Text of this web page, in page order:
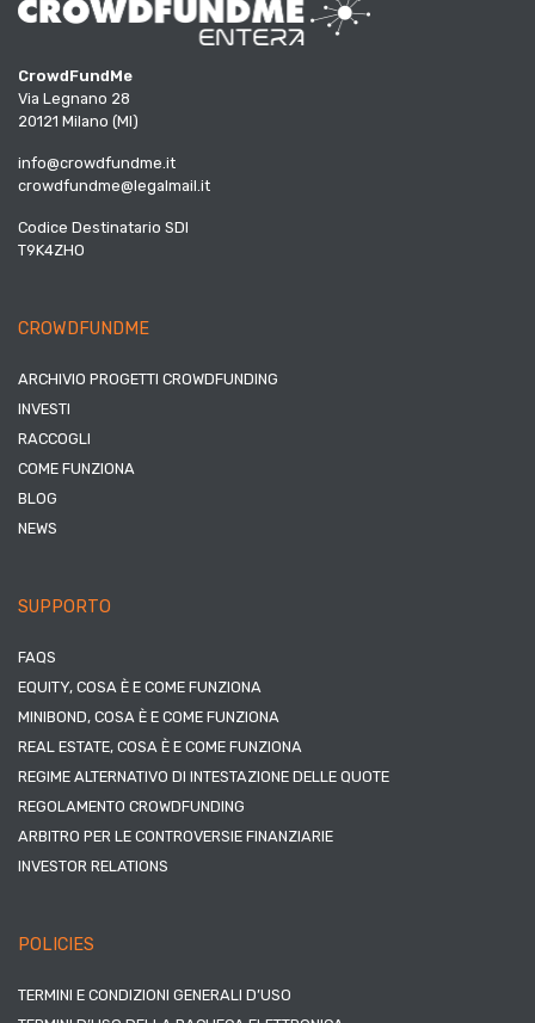
CrowdFundMe
Via Legnano 28
20121 Milano (MI)
info@crowdfundme.it
crowdfundme@legalmail.it
Codice Destinatario SDI
T9K4ZHO
CROWDFUNDME
ARCHIVIO PROGETTI CROWDFUNDING
INVESTI
RACCOGLI
COME FUNZIONA
BLOG
NEWS
SUPPORTO
FAQS
EQUITY, COSA È E COME FUNZIONA
MINIBOND, COSA È E COME FUNZIONA
REAL ESTATE, COSA È E COME FUNZIONA
REGIME ALTERNATIVO DI INTESTAZIONE DELLE QUOTE
REGOLAMENTO CROWDFUNDING
ARBITRO PER LE CONTROVERSIE FINANZIARIE
INVESTOR RELATIONS
POLICIES
TERMINI E CONDIZIONI GENERALI D’USO